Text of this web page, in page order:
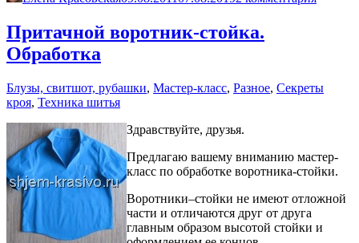
топ
лямкой
из
трикотажа»
Притачной воротник-стойка.
Обработка
Блузы, свитшот, рубашки, Мастер-класс, Разное, Секреты
кроя, Техника шитья
Здравствуйте, друзья.
Предлагаю вашему вниманию мастер-
класс по обработке воротника-стойки.
Воротники–стойки не имеют отложной
части и отличаются друг от друга
главным образом высотой стойки и